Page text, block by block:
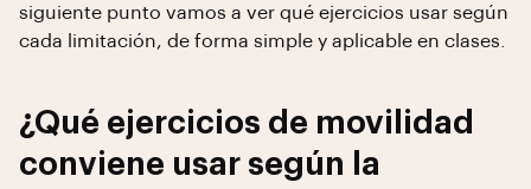
siguiente punto vamos a ver qué ejercicios usar según
cada limitación, de forma simple y aplicable en clases.
¿Qué ejercicios de movilidad
conviene usar según la